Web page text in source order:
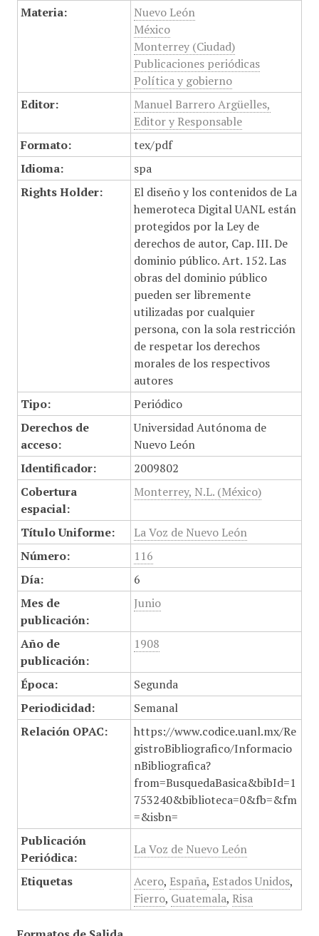
Materia:
Nuevo León
México
Monterrey (Ciudad)
Publicaciones periódicas
Política y gobierno
Editor:
Manuel Barrero Argüelles,
Editor y Responsable
Formato:
tex/pdf
Idioma:
spa
Rights Holder:
El diseño y los contenidos de La
hemeroteca Digital UANL están
protegidos por la Ley de
derechos de autor, Cap. III. De
dominio público. Art. 152. Las
obras del dominio público
pueden ser libremente
utilizadas por cualquier
persona, con la sola restricción
de respetar los derechos
morales de los respectivos
autores
Tipo:
Periódico
Derechos de
acceso:
Universidad Autónoma de
Nuevo León
Identificador:
2009802
Cobertura
espacial:
Monterrey, N.L. (México)
Título Uniforme:
La Voz de Nuevo León
Número:
116
Día:
6
Mes de
publicación:
Junio
Año de
publicación:
1908
Época:
Segunda
Periodicidad:
Semanal
Relación OPAC:
https://www.codice.uanl.mx/Re
gistroBibliografico/Informacio
nBibliografica?
from=BusquedaBasica&bibId=1
753240&biblioteca=0&fb=&fm
=&isbn=
Publicación
Periódica:
La Voz de Nuevo León
Etiquetas Acero, España, Estados Unidos,
Fierro, Guatemala, Risa